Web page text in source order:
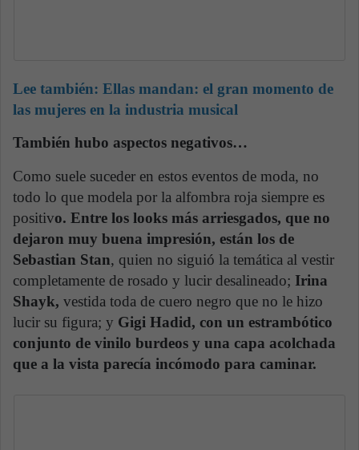
Lee también: Ellas mandan: el gran momento de
las mujeres en la industria musical
También hubo aspectos negativos…
Como suele suceder en estos eventos de moda, no
todo lo que modela por la alfombra roja siempre es
positivo. Entre los looks más arriesgados, que no
dejaron muy buena impresión, están los de
Sebastian Stan, quien no siguió la temática al vestir
completamente de rosado y lucir desalineado; Irina
Shayk, vestida toda de cuero negro que no le hizo
lucir su figura; y Gigi Hadid, con un estrambótico
conjunto de vinilo burdeos y una capa acolchada
que a la vista parecía incómodo para caminar.